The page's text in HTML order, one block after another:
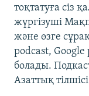
Русский
ЖАЗЫЛЫҢЫЗ
тоқтатуға сіз
жүргізуші
және өзге
podcast,
болады.
Азаттық